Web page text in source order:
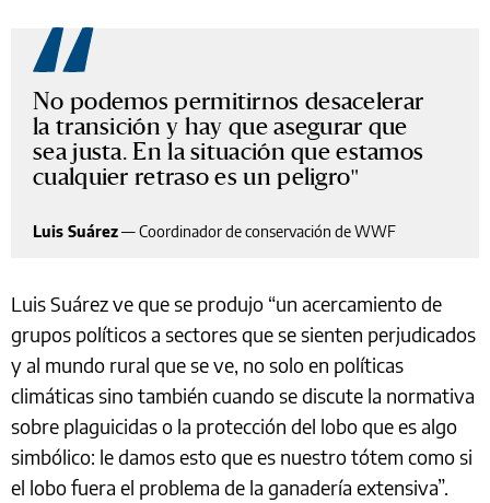
No podemos permitirnos desacelerar
la transición y hay que asegurar que
sea justa. En la situación que estamos
cualquier retraso es un peligro
Luis Suárez—Coordinador de conservación de WWF
Luis Suárez ve que se produjo “un acercamiento de
grupos políticos a sectores que se sienten perjudicados
y al mundo rural que se ve, no solo en políticas
climáticas sino también cuando se discute la normativa
sobre plaguicidas o la protección del lobo que es algo
simbólico: le damos esto que es nuestro tótem como si
el lobo fuera el problema de la ganadería extensiva”.